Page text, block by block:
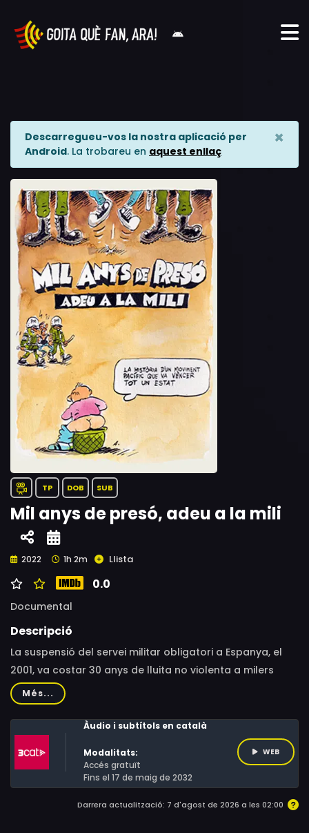
Descarregueu-vos la nostra aplicació per
Android. La trobareu en aquest enllaç
×
TP DOB SUB
Mil anys de presó, adeu a la mili
2022 1h 2m Llista
0.0
Documental
Descripció
La suspensió del servei militar obligatori a Espanya, el
2001, va costar 30 anys de lluita no violenta a milers
d'objectors de consciència i insubmisos, que van complir
en total mil anys de presó per rebel·lar-se contra la llei.
Més...
Àudio i subtítols en català
Modalitats:
Accés gratuït
Fins el 17 de maig de 2032
WEB
Darrera actualització: 7 d'agost de 2026 a les 02:00